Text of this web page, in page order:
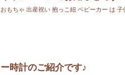
もちゃ 出産祝い 抱っこ紐 ベビーカー は
時計のご紹介です♪